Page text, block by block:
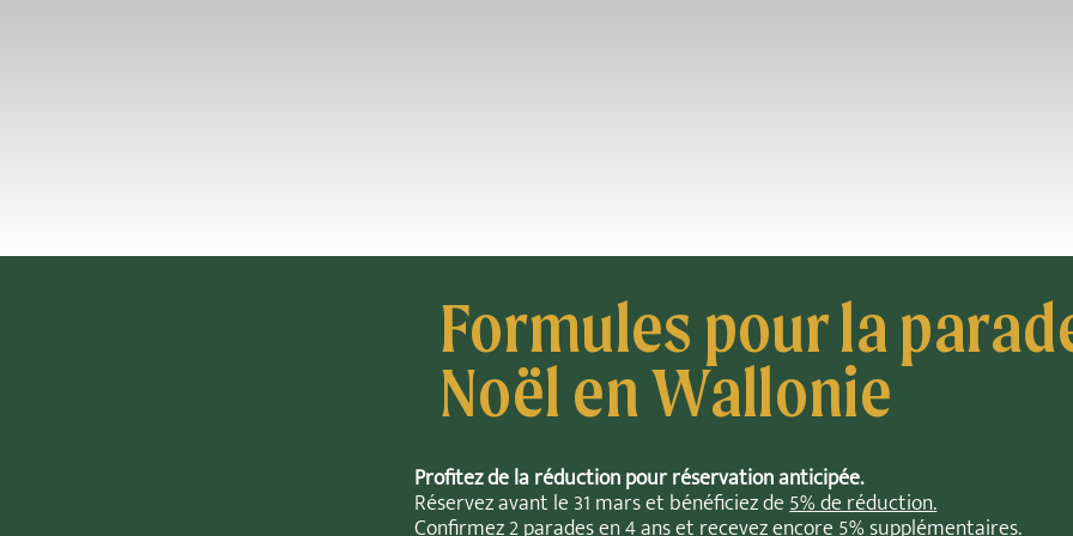
Formules pour la
Noël en Wallonie
Profitez de la réduction pour réservation anticipée.
Réservez avant le 31 mars et bénéficiez de5% de réduction.
Confirmez 2 parades en 4 ans et recevez encore 5% supplémentaires.